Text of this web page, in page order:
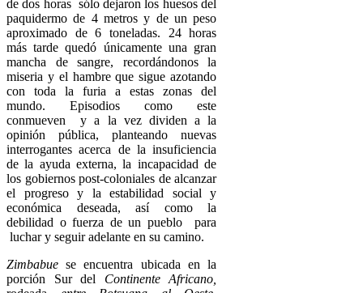
de dos horas sólo dejaron los huesos del
paquidermo de 4 metros y de un peso
aproximado de 6 toneladas. 24 horas
más tarde quedó únicamente una gran
mancha de sangre, recordándonos la
miseria y el hambre que sigue azotando
con toda la furia a estas zonas del
mundo. Episodios como este
conmueven y a la vez dividen a la
opinión pública, planteando nuevas
interrogantes acerca de la insuficiencia
de la ayuda externa, la incapacidad de
los gobiernos post-coloniales de alcanzar
el progreso y la estabilidad social y
económica deseada, así como la
debilidad o fuerza de un pueblo para
luchar y seguir adelante en su camino.
Zimbabue se encuentra ubicada en la
porción Sur del Continente Africano,